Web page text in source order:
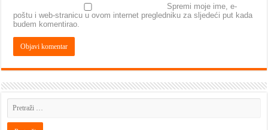
Spremi moje ime, e-
poštu i web-stranicu u ovom internet pregledniku za sljedeći put kada
budem komentirao.